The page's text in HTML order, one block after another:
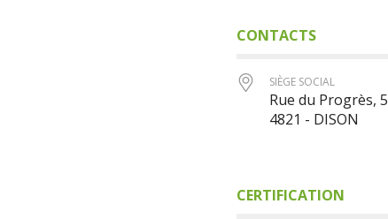
CONTACTS
SIÈGE SOCIAL
Rue du Progrès, 5
4821 - DISON
CERTIFICATION